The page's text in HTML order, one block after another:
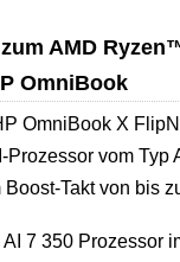
AMD
OmniBook
OmniBook X
Prozessor vom
Takt von bis
7 350 Prozessor